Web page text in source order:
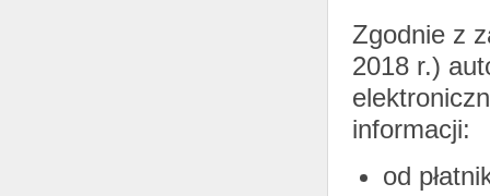
Zgodnie z
2018 r.)
informacji:
od